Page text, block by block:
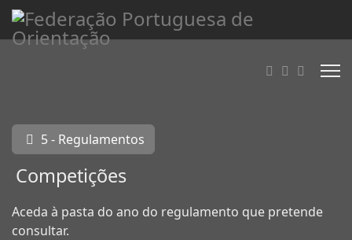
5 - Regulamentos
Competições
Aceda à pasta do ano do regulamento que pretende
consultar.